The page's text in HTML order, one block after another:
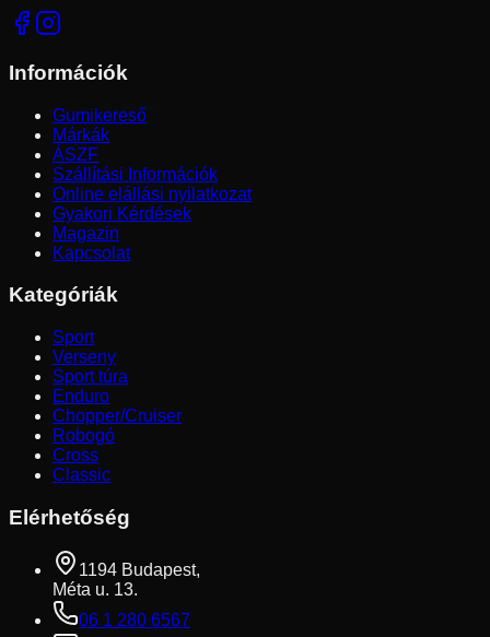
Információk
Gumikereső
Márkák
ÁSZF
Szállítási Információk
Online elállási nyilatkozat
Gyakori Kérdések
Magazin
Kapcsolat
Kategóriák
Sport
Verseny
Sport túra
Enduro
Chopper/Cruiser
Robogó
Cross
Classic
Elérhetőség
1194 Budapest,
Méta u. 13.
06 1 280 6567